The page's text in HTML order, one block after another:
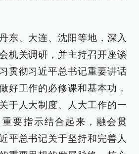
东、大连、沈阳等地，深入
机关调研，并主持召开座谈
贯彻习近平总书记重要讲话
好工作的必修课和基本功，
于人大制度、人大工作的一
要指示结合起来，融会贯
平总书记关于坚持和完善人